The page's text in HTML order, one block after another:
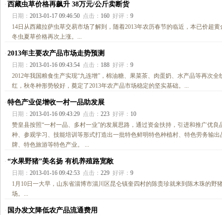
· 西藏虫草价格再飙升 38万元/公斤卖断货
日期： 2013-01-17 09:46:50 点击： 160 好评： 9
14日从西藏拉萨虫草交易市场了解到，随着2013年农历春节的临近，本已价超黄
冬虫夏草价格再次上涨。...
· 2013年主要农产品市场走势预测
日期： 2013-01-16 09:43:54 点击： 188 好评： 9
2012年我国粮食生产实现“九连增”，棉油糖、果菜茶、肉蛋奶、水产品等再次全
红，秋冬种形势较好，奠定了2013年农产品市场稳定的坚实基础。...
· 特色产业促增收一村一品助发展
日期： 2013-01-16 09:43:29 点击： 223 好评： 10
赞皇县按照“一村一品、多村一业”的发展思路，通过资金扶持，引进和推广优良
种、参观学习、技能培训等形式打造出一批特色鲜明特色种植村、特色劳务输出
牌、特色旅游等特色产业。 ...
· “水果野猪”美名扬 有机养殖路宽敞
日期： 2013-01-16 09:42:53 点击： 229 好评： 9
1月10日一大早，山东省淄博市淄川区昆仑镇奎四村的陈贵珍就来到陈木珠的野
场。...
· 国办发文降低农产品流通费用